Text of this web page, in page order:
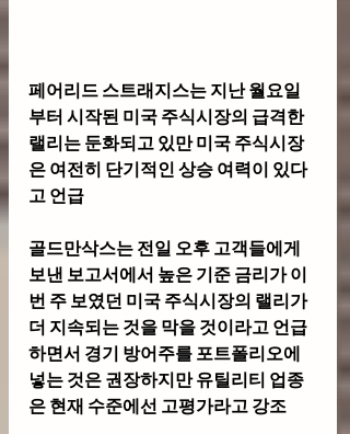
페어리드 스트래지스는 지난 월요일
부터 시작된 미국 주식시장의 급격한
랠리는 둔화되고 있만 미국 주식시장
은 여전히 ​​단기적인 상승 여력이 있다
고 언급
골드만삭스는 전일 오후 고객들에게
보낸 보고서에서 높은 기준 금리가 이
번 주 보였던 미국 주식시장의 랠리가
더 지속되는 것을 막을 것이라고 언급
하면서 경기 방어주를 포트폴리오에
넣는 것은 권장하지만 유틸리티 업종
은 현재 수준에선 고평가라고 강조